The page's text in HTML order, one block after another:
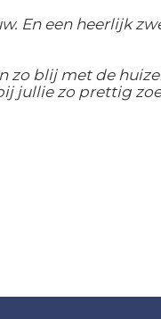
En een heerlijk
zo blij met de
jullie zo prettig